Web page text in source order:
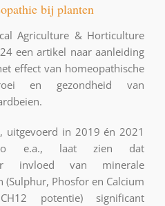
bij planten
Agriculture & Horticulture
een artikel naar aanleiding
effect van homeopathische
en gezondheid van
uitgevoerd in 2019 én 2021
e.a., laat zien dat
invloed van minerale
Phosfor en Calcium
potentie) significant